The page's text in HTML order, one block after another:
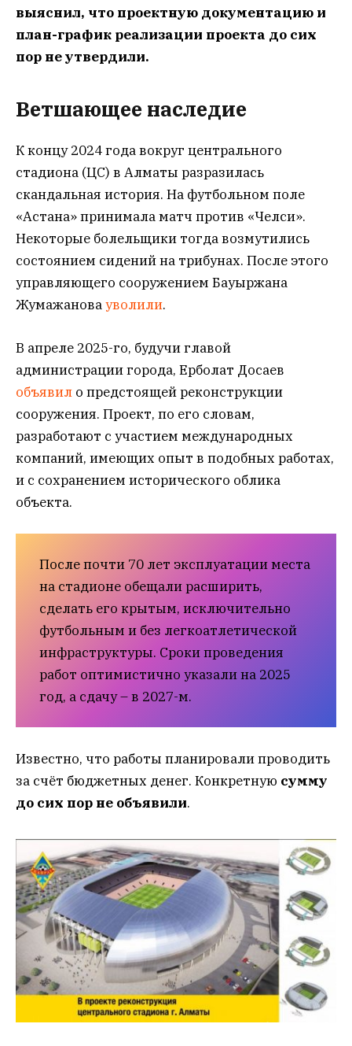
выяснил, что проектную документацию и
план-график реализации проекта до сих
пор не утвердили.
Ветшающее наследие
К концу 2024 года вокруг центрального
стадиона (ЦС) в Алматы разразилась
скандальная история. На футбольном поле
«Астана» принимала матч против «Челси».
Некоторые болельщики тогда возмутились
состоянием сидений на трибунах. После этого
управляющего сооружением Бауыржана
Жумажановауволили.
В апреле 2025-го, будучи главой
администрации города, Ерболат Досаев
объявил о предстоящей реконструкции
сооружения. Проект, по его словам,
разработают с участием международных
компаний, имеющих опыт в подобных работах,
и с сохранением исторического облика
объекта.
После почти 70 лет эксплуа­тации места
на стадионе обещали расширить,
сделать его крытым, исключительно
футбольным и без легкоатлетической
инфраструктуры. Сроки проведения
работ оптимистично указали на 2025
год, а сдачу – в 2027-м.
Известно, что работы планировали проводить
за счёт бюджетных денег. Конкретную сумму
до сих пор не объявили.